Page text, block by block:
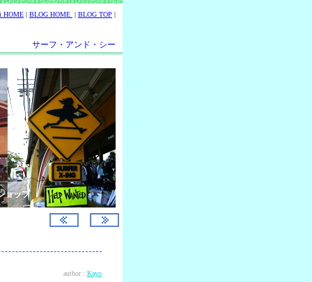
HOME | BLOG HOME | BLOG TOP |
サーフ・アンド・シー
ョップ
author : Kayo